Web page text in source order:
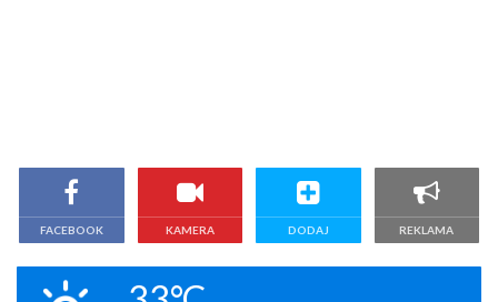
FACEBOOK KAMERA DODAJ REKLAMA